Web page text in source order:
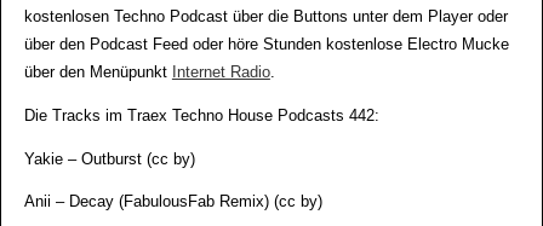
kostenlosen Techno Podcast über die Buttons unter dem Player oder
über den Podcast Feed oder höre Stunden kostenlose Electro Mucke
über den Menüpunkt Internet Radio.
Die Tracks im Traex Techno House Podcasts 442:
Yakie – Outburst (cc by)
Anii – Decay (FabulousFab Remix) (cc by)